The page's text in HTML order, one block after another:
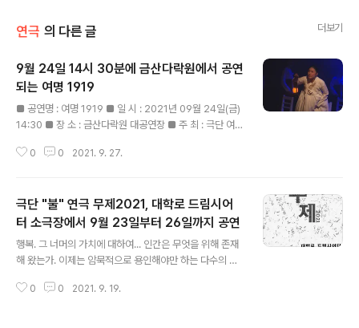
연극 의 다른 글 더보기
9월 24일 14시 30분에 금산다락원에서 공연
되는 여명 1919
■ 공연명 : 여명 1919 ■ 일 시 : 2021년 09월 24일(금)
14:30 ■ 장 소 : 금산다락원 대공연장 ■ 주 최 : 극단 여명
부, 한국문화예술회관연합회, 금산군 ■ 문 의 : 010-655
공연으로 올려졌던 총체극 '여명 1919'가 오는 9월 24일
금요일 14시 30분, 금산다락원 대공연장에서 막을 올린
다. 이 작품은 ‘2021 방방곡곡 문화 공감 사업’의 선정작으
로 금산을 방문하여 지역주민들과 함께 소통하고 공감하려
한다. 본 공연은 극단 여명 1919가 주최·주관하고 문화체
육관광부, 금산군이 후원한다. 대한민..
0 0 2021. 9. 27.
극단 "불" 연극 무제2021, 대학로 드림시어
터 소극장에서 9월 23일부터 26일까지 공연
행복. 그 너머의 가치에 대하여... 인간은 무엇을 위해 존재
해 왔는가. 이제는 암묵적으로 용인해야만 하는 다수의 의
의 끊임 없는 질문. 그리고 그 속에서 쉬지 않고 달려가는
0 0 2021. 9. 19.